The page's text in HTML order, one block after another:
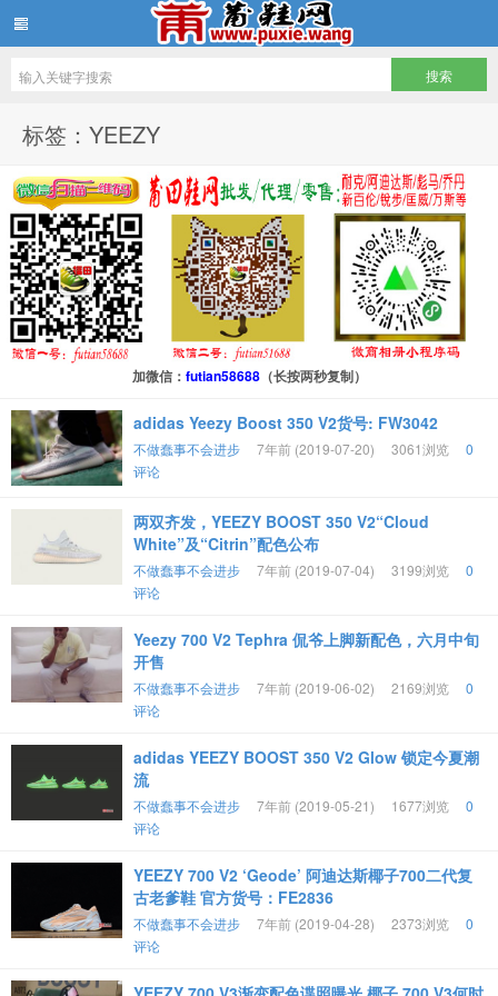
标签：YEEZY
加微信： futian58688（长按两秒复制）
adidas Yeezy Boost 350 V2货号: FW3042
不做蠢事不会进步 7年前 (2019-07-20) 3061浏览
0
评论
两双齐发，YEEZY BOOST 350 V2“Cloud
White”及“Citrin”配色公布
不做蠢事不会进步 7年前 (2019-07-04) 3199浏览
0
评论
Yeezy 700 V2 Tephra 侃爷上脚新配色，六月中旬
开售
不做蠢事不会进步 7年前 (2019-06-02) 2169浏览
0
评论
adidas YEEZY BOOST 350 V2 Glow 锁定今夏潮
流
不做蠢事不会进步 7年前 (2019-05-21) 1677浏览
0
评论
YEEZY 700 V2 ‘Geode’ 阿迪达斯椰子700二代复
古老爹鞋 官方货号：FE2836
不做蠢事不会进步 7年前 (2019-04-28) 2373浏览
0
评论